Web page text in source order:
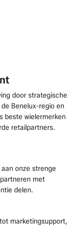
door strategische
Benelux-regio en
beste wielermerken
retailpartners.
onze strenge
met
delen.
marketingsupport,